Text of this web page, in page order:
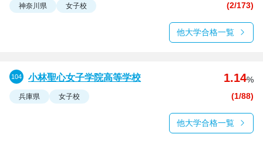
神奈川県 女子校 (2/173)
他大学合格一覧
小林聖心女子学院高等学校 1.14%
兵庫県 女子校 (1/88)
他大学合格一覧